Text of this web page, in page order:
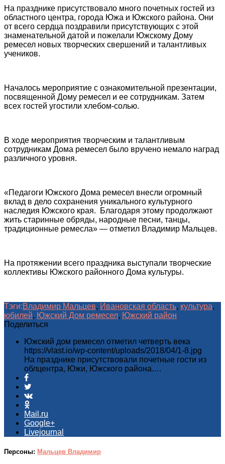
На празднике присутствовало много почетных гостей из
областного центра, города Южа и Южского района. Они
от всего сердца поздравили присутствующих с этой
знаменательной датой и пожелали Южскому Дому
ремесел новых творческих свершений и талантливых
учеников.
Началось мероприятие с ознакомительной презентации,
посвященной Дому ремесел и ее сотрудникам. Затем
всех гостей угостили хлебом-солью.
В ходе мероприятия творческим и талантливым
сотрудникам Дома ремесел было вручено немало наград
различного уровня.
«Педагоги Южского Дома ремесел внесли огромный
вклад в дело сохранения уникального культурного
наследия Южского края. Благодаря этому продолжают
жить старинные обряды, народные песни, танцы,
традиционные ремесла» — отметил Владимир Мальцев.
На протяжении всего праздника выступали творческие
коллективы Южского районного Дома культуры.
Тэги:Владимир Мальцев, Ивановская область, культура,
юбилей, Южский Дом ремесел, Южский район
Поделиться
Южский дом ремесел отметил четверть века
https://vlast.io/wp-content/uploads/2018/04/1-8.jpg
На празднике присутствовали почетные гости из
облцентра, Южи, Южского района.…
Mail.ru
Google+
Livejournal
Персоны: Мальцев Владимир